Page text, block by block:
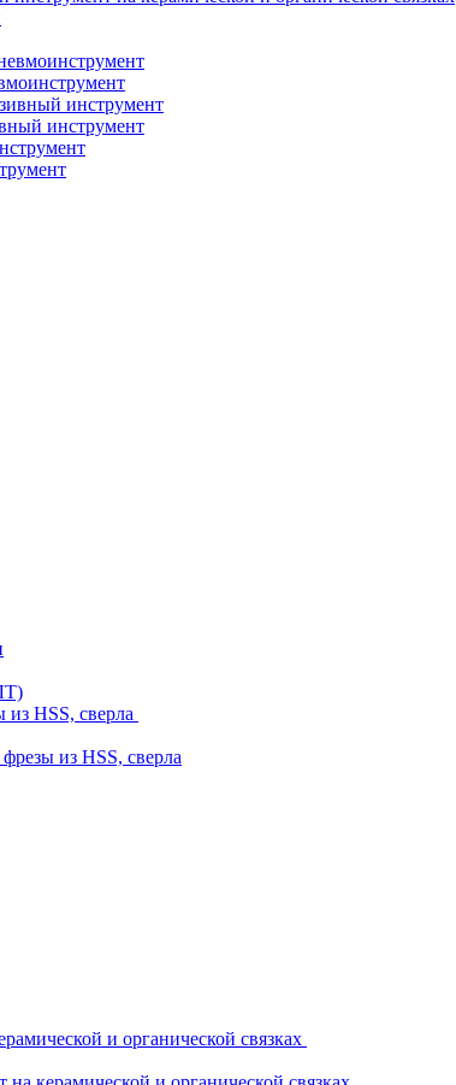
инструмент
HSS, сверла
из HSS, сверла
и органической связках